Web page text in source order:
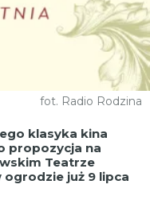
fot. Radio Rodzina
klasyka kina
propozycja na
Teatrze
już 9 lipca